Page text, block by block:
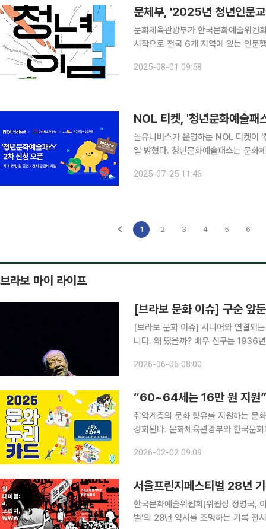
문체부, '2025년 청년인문
문화체육관광부가 한국문화예술위
시작으로 전국 6개 지역에 있는 인문행복센터에서 운영한다
정되는 청년을 위한 책을 매개로 한
2025-08-01 09:58
NOL 티켓, '청년문화예술
놀유니버스가 운영하는 NOL 티켓이
일 밝혔다. 청년문화예술패스는 문화
속 예매처로 동참하고 있다.
2025-07-25 11:46
1 2 3 4 5 6
브라보 마이 라이프
[브라보 문화 이슈] 구순 앞
[브라보 문화 이슈] 시니어와 연결되
니다. 왜 떴을까? 배우 신구는 1936년생으로 올해 89세다. 그는 ‘현역 최고령 배우’라는 타이틀을
터는 연극 ‘베니스의 상인’으로 다시
2026-06-06 08:00
“60~64세는 16만 원 지원”
취약계층의 문화 향유를 지원하는 문
강화된다. 문화체육관광부와 한국문
행, 체육 활동 등을 지원하는 제도다.
2026-02-02 09:09
서울프린지페스티벌 28년
한국문화예술위원회(위원장 정병국,
벌’의 28년 역사를 조명하는 기록 전시를 선보인다. 아르코예술기록원